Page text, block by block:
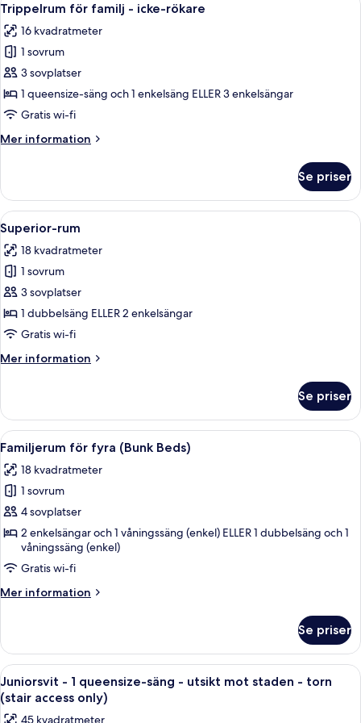
alla
foton
för
Trippelrum
för
familj
icke-
3
Trippelrum för familj - icke-rökare
16 kvadratmeter
1 sovrum
3 sovplatser
1 queensize-säng och 1 enkelsäng ELLER 3 enkelsängar
Gratis wi-fi
Mer information
Mer
för
familj
-
icke-
rökare
Se priser
Öppna
alla
foton
för
Superior-
rum
Ett hotellrum med en stor säng, en
5
Superior-rum
18 kvadratmeter
1 sovrum
3 sovplatser
1 dubbelsäng ELLER 2 enkelsängar
Gratis wi-fi
Mer information
Mer
rum
Se priser
Öppna
alla
foton
för
Familjerum
för
fyra
(Bunk
Beds)
Ett hotellrum med en våningssäng,
4
Familjerum för fyra (Bunk Beds)
18 kvadratmeter
1 sovrum
4 sovplatser
2 enkelsängar och 1 våningssäng (enkel) ELLER 1 dubbelsäng och 1
våningssäng (enkel)
Gratis wi-fi
Mer information
Mer
för
fyra
(Bunk
Beds)
Se priser
Öppna
alla
foton
Ett sovrum med en säng, två
12
Juniorsvit - 1 queensize-säng - utsikt mot staden - torn
(stair access only)
45 kvadratmeter